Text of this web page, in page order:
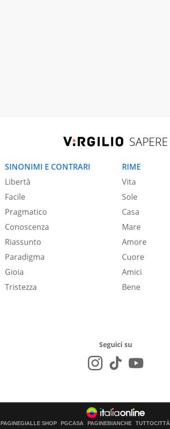
SAPERE
SINONIMI E CONTRARI
Libertà
Facile
Pragmatico
Conoscenza
Riassunto
Paradigma
Gioia
Tristezza
RIME
Vita
Sole
Casa
Mare
Amore
Cuore
Amici
Bene
Seguici su
PAGINEGIALLE SHOP PGCASA PAGINEBIANCHE TUTTOCITTÀ